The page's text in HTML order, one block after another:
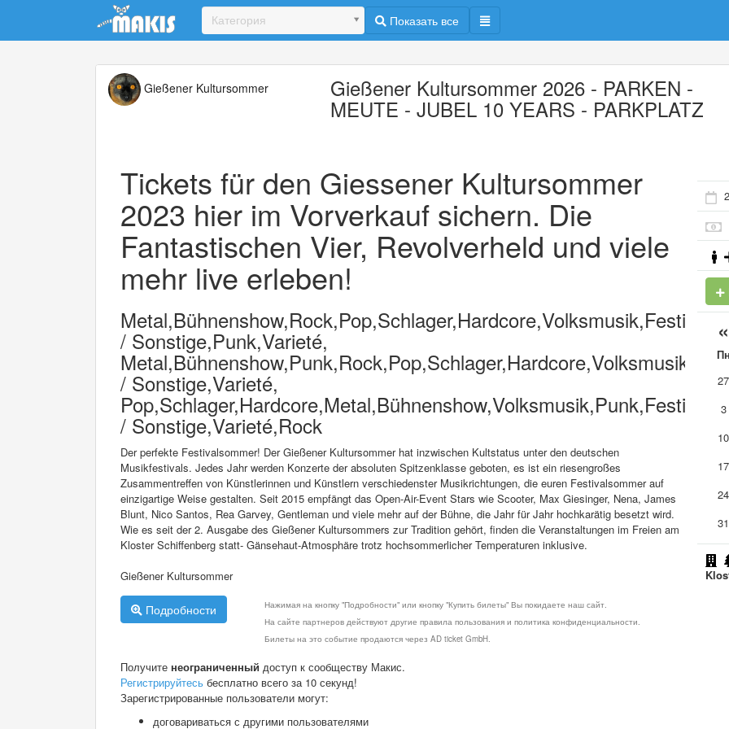
Update cookies preferences
Категория Показать все
Gießener Kultursommer Gießener Kultursommer 2026 - PARKEN -
MEUTE - JUBEL 10 YEARS - PARKPLATZ
Tickets für den Giessener Kultursommer
2023 hier im Vorverkauf sichern. Die
Fantastischen Vier, Revolverheld und viele
mehr live erleben!
Metal,Bühnenshow,Rock,Pop,Schlager,Hardcore,Volksmusik,Festival
/ Sonstige,Punk,Varieté,
/ Sonstige,Varieté,
Pop,Schlager,Hardcore,Metal,Bühnenshow,Volksmusik,Punk,Festival
/ Sonstige,Varieté,Rock
Der perfekte Festivalsommer! Der Gießener Kultursommer hat inzwischen Kultstatus unter den deutschen
Musikfestivals. Jedes Jahr werden Konzerte der absoluten Spitzenklasse geboten, es ist ein riesengroßes
Zusammentreffen von Künstlerinnen und Künstlern verschiedenster Musikrichtungen, die euren Festivalsommer auf
einzigartige Weise gestalten. Seit 2015 empfängt das Open-Air-Event Stars wie Scooter, Max Giesinger, Nena, James
Blunt, Nico Santos, Rea Garvey, Gentleman und viele mehr auf der Bühne, die Jahr für Jahr hochkarätig besetzt wird.
Wie es seit der 2. Ausgabe des Gießener Kultursommers zur Tradition gehört, finden die Veranstaltungen im Freien am
Kloster Schiffenberg statt- Gänsehaut-Atmosphäre trotz hochsommerlicher Temperaturen inklusive.
Gießener Kultursommer
Подробности
Нажимая на кнопку "Подробности" или кнопку "Купить билеты" Вы покидаете наш сайт.
На сайте партнеров действуют другие правила пользования и политика конфиденциальности.
Билеты на это событие продаются через AD ticket GmbH.
Получите неограниченный доступ к сообществу Макис.
Регистрируйтесь бесплатно всего за 10 секунд!
Зарегистрированные пользователи могут:
договариваться с другими пользователями
«
Пн
27
3
10
17
24
31